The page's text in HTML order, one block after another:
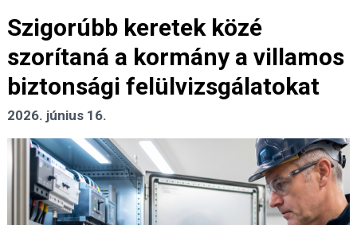
Szigorúbb keretek közé
szorítaná a kormány a villamos
biztonsági felülvizsgálatokat
2026. június 16.